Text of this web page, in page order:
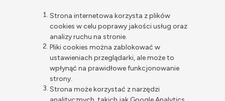
Strona internetowa korzysta z plików
cookies w celu poprawy jakości usług oraz
analizy ruchu na stronie.
Pliki cookies można zablokować w
ustawieniach przeglądarki, ale może to
wpłynąć na prawidłowe funkcjonowanie
strony.
Strona może korzystać z narzędzi